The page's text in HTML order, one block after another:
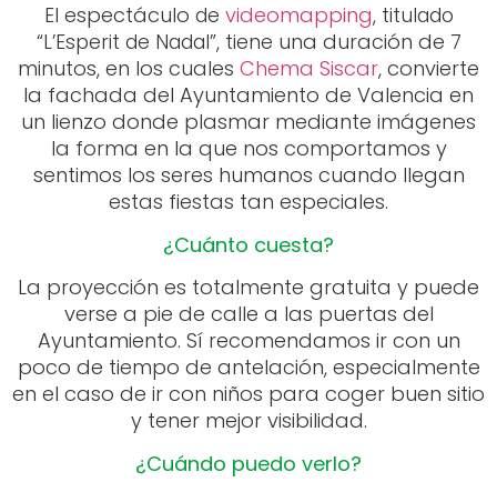
El espectáculo de videomapping, titulado
“L’Esperit de Nadal”, tiene una duración de 7
minutos, en los cuales Chema Siscar, convierte
la fachada del Ayuntamiento de Valencia en
un lienzo donde plasmar mediante imágenes
la forma en la que nos comportamos y
sentimos los seres humanos cuando llegan
estas fiestas tan especiales.
¿Cuánto cuesta?
La proyección es totalmente gratuita y puede
verse a pie de calle a las puertas del
Ayuntamiento. Sí recomendamos ir con un
poco de tiempo de antelación, especialmente
en el caso de ir con niños para coger buen sitio
y tener mejor visibilidad.
¿Cuándo puedo verlo?